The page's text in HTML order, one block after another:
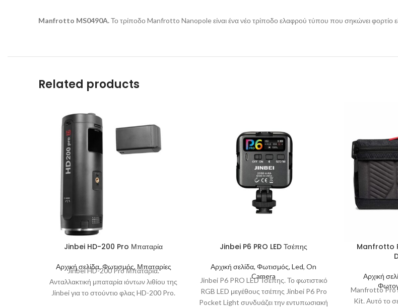
Manfrotto MS0490A.Το τρίποδο Manfrotto Nanopole είναι ένα νέο τρίποδο ελαφρού τύπου που σηκώνει φορτίο
Related products
Jinbei HD-200 Pro Μπαταρία
Αρχική σελίδα, Φωτισμός, Μπαταρίες
Jinbei HD-200 Pro Μπαταρία.
Ανταλλακτική μπαταρία ιόντων λιθίου της
Jinbei για το στούντιο φλας HD-200 Pro.
Jinbei P6 PRO LED Τσέπης
Αρχική σελίδα, Φωτισμός, Led, On
Camera
Jinbei P6 PRO LED Τσέπης. Το φωτιστικό
RGB LED μεγέθους τσέπης Jinbei P6 Pro
Pocket Light συνδυάζει την εντυπωσιακή
Manfrotto
Αρχική
Manfrotto Pro
Kit. Αυτό το